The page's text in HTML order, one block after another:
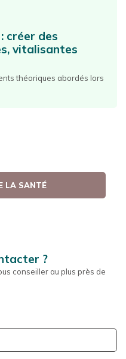
créer des
vitalisantes
théoriques abordés lors
LA SANTÉ
?
conseiller au plus près de